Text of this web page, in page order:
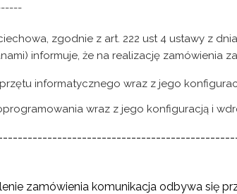
zgodnie z art. 222 ust 4 ustawy z
informuje, że na realizację zamówienia
informatycznego wraz z jego
wraz z jego konfiguracją i
zamówienia komunikacja odbywa się